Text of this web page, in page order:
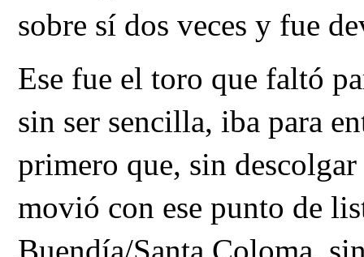
sobre sí dos veces y fue
Ese fue el toro que faltó
sin ser sencilla, iba para
primero que, sin
movió con ese punto de
Buendía/Santa Coloma,